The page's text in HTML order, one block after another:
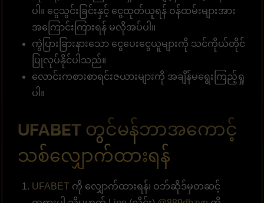
ပါ။ ငွေသွင်းခြင်းနှင့် ငွေထုတ်ယူရန် ဝန်ထမ်းများအား
အကြောင်းကြားရန် မလိုအပ်ပါ။
ကွဲပြားခြားနားသော ငွေပေးငွေယူများကို သင်ကိုယ်တိုင်
ပြုလုပ်နိုင်ပါသည်။
လောင်းကစားစာရင်းဇယားများကို အချိန်မရွေးကြည့်ရှု
ပါ။
UFABET တွင်မန်ဘာအကောင့်
သစ်လျှောက်ထားရန်
UFABET ကို လျှောက်ထားရန်၊ ဝဘ်ဆိုဒ်မှတဆင့်